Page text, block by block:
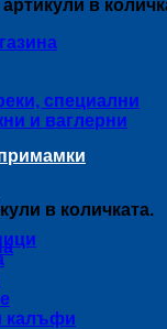
в
в количката.
специални
и ваглерни
калъфи